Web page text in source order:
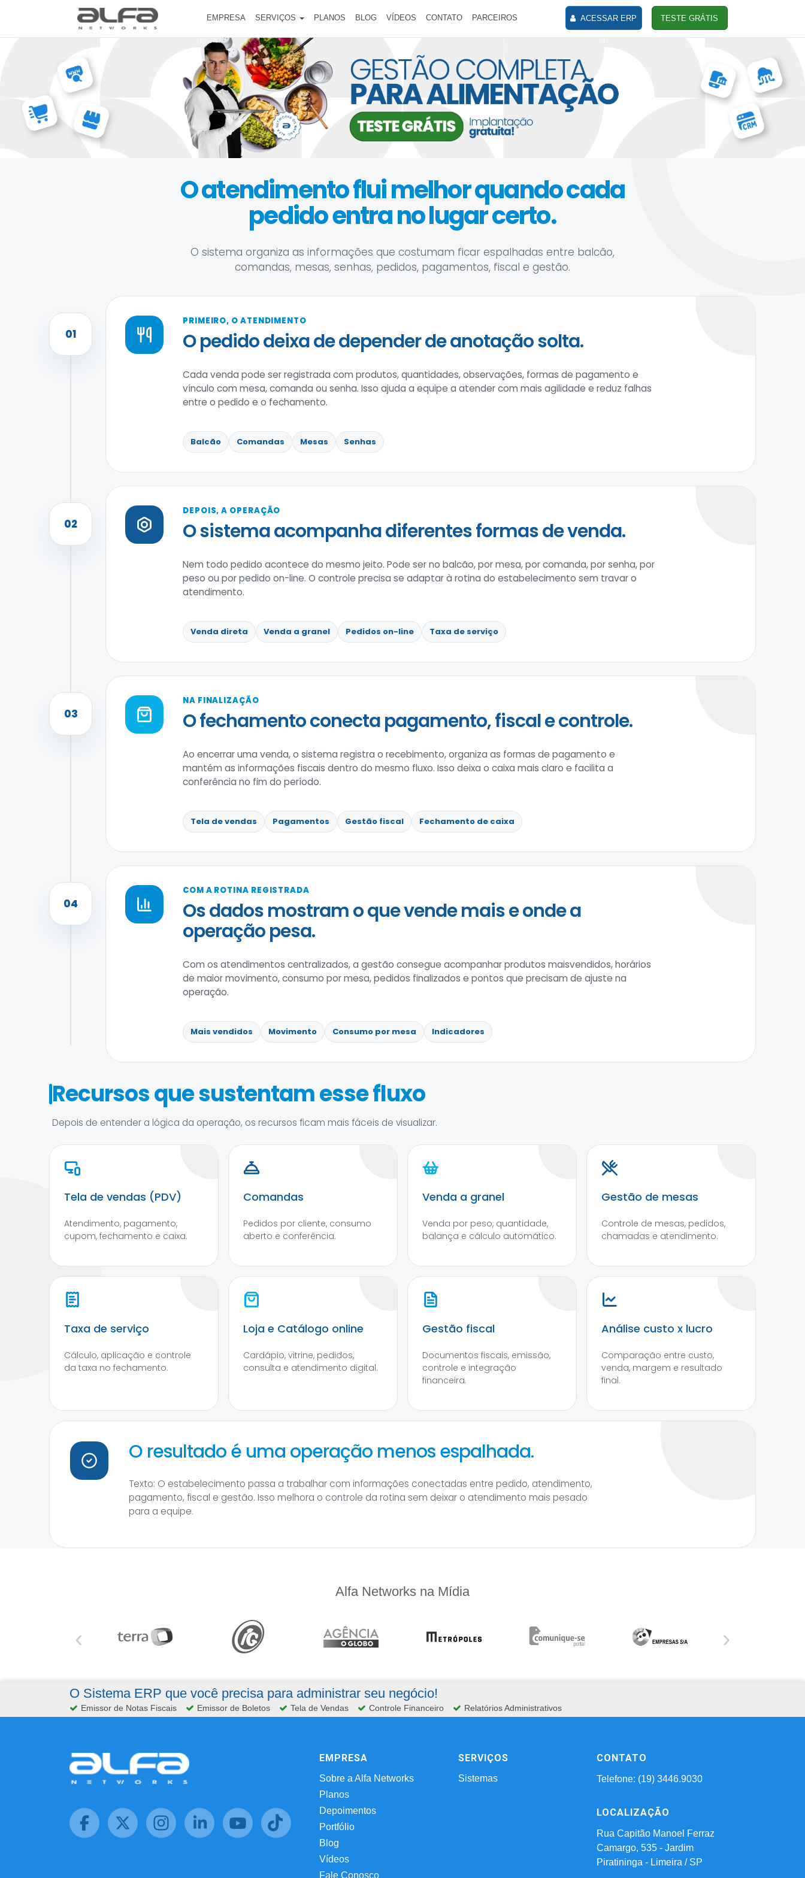
EMPRESA SERVIÇOS PLANOS BLOG VÍDEOS CONTATO PARCEIROS ACESSAR ERP TESTE GRÁTIS
O atendimento flui melhor quando cada
pedido entra no lugar certo.
O sistema organiza as informações que costumam ficar espalhadas entre balcão,
comandas, mesas, senhas, pedidos, pagamentos, fiscal e gestão.
01
PRIMEIRO, O ATENDIMENTO
O pedido deixa de depender de anotação solta.
Cada venda pode ser registrada com produtos, quantidades, observações, formas de pagamento e
vínculo com mesa, comanda ou senha. Isso ajuda a equipe a atender com mais agilidade e reduz falhas
entre o pedido e o fechamento.
Balcão Comandas Mesas Senhas
02
DEPOIS, A OPERAÇÃO
O sistema acompanha diferentes formas de venda.
Nem todo pedido acontece do mesmo jeito. Pode ser no balcão, por mesa, por comanda, por senha, por
peso ou por pedido on-line. O controle precisa se adaptar à rotina do estabelecimento sem travar o
atendimento.
Venda direta Venda a granel Pedidos on-line Taxa de serviço
03
NA FINALIZAÇÃO
O fechamento conecta pagamento, fiscal e controle.
Ao encerrar uma venda, o sistema registra o recebimento, organiza as formas de pagamento e
mantém as informações fiscais dentro do mesmo fluxo. Isso deixa o caixa mais claro e facilita a
conferência no fim do período.
Tela de vendas Pagamentos Gestão fiscal Fechamento de caixa
04
COM A ROTINA REGISTRADA
Os dados mostram o que vende mais e onde a
operação pesa.
Com os atendimentos centralizados, a gestão consegue acompanhar produtos maisvendidos, horários
de maior movimento, consumo por mesa, pedidos finalizados e pontos que precisam de ajuste na
operação.
Mais vendidos Movimento Consumo por mesa Indicadores
Recursos que sustentam esse fluxo
Depois de entender a lógica da operação, os recursos ficam mais fáceis de visualizar.
Tela de vendas (PDV)
Atendimento, pagamento,
cupom, fechamento e caixa.
Comandas
Pedidos por cliente, consumo
aberto e conferência.
Venda a granel
Venda por peso, quantidade,
balança e cálculo automático.
Gestão de mesas
Controle de mesas, pedidos,
chamadas e atendimento.
Taxa de serviço
Cálculo, aplicação e controle
da taxa no fechamento.
Loja e Catálogo online
Cardápio, vitrine, pedidos,
consulta e atendimento digital.
Gestão fiscal
Documentos fiscais, emissão,
controle e integração
financeira.
Análise custo x lucro
Comparação entre custo,
venda, margem e resultado
final.
O resultado é uma operação menos espalhada.
Texto: O estabelecimento passa a trabalhar com informações conectadas entre pedido, atendimento,
pagamento, fiscal e gestão. Isso melhora o controle da rotina sem deixar o atendimento mais pesado
para a equipe.
Alfa Networks na Mídia
‹ ›
O Sistema ERP que você precisa para administrar seu negócio!
Emissor de Notas Fiscais Emissor de Boletos Tela de Vendas Controle Financeiro Relatórios Administrativos
EMPRESA
Sobre a Alfa Networks
Planos
Depoimentos
Portfólio
Blog
Vídeos
Fale Conosco
SERVIÇOS
Sistemas
CONTATO
Telefone: (19) 3446.9030
LOCALIZAÇÃO
Rua Capitão Manoel Ferraz
Camargo, 535 - Jardim
Piratininga - Limeira / SP